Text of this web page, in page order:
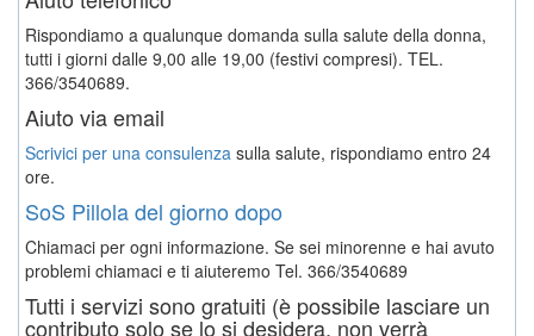
Rispondiamo a qualunque domanda sulla salute della donna,
tutti i giorni dalle 9,00 alle 19,00 (festivi compresi). TEL.
366/3540689.
Aiuto via email
Scrivici per una consulenza sulla salute, rispondiamo entro 24
ore.
SoS Pillola del giorno dopo
Chiamaci per ogni informazione. Se sei minorenne e hai avuto
problemi chiamaci e ti aiuteremo Tel. 366/3540689
Tutti i servizi sono gratuiti (è possibile lasciare un
contributo solo se lo si desidera, non verrà